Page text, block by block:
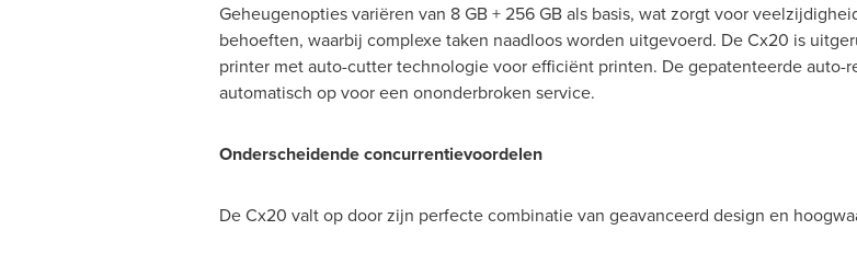
Geheugenopties variëren van 8 GB + 256 GB als basis, wat zorgt voor
behoeften, waarbij complexe taken naadloos worden uitgevoerd. De Cx20 is
printer met auto-cutter technologie voor efficiënt printen. De gepatenteerde auto-
automatisch op voor een ononderbroken service.
Onderscheidende concurrentievoordelen
De Cx20 valt op door zijn perfecte combinatie van geavanceerd design en